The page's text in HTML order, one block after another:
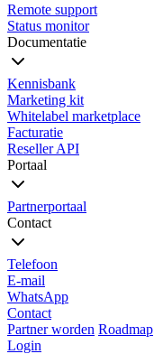
Remote support
Status monitor
Documentatie
Kennisbank
Marketing kit
Whitelabel marketplace
Facturatie
Reseller API
Portaal
Partnerportaal
Contact
Telefoon
E-mail
WhatsApp
Contact
Partner worden Roadmap
Login